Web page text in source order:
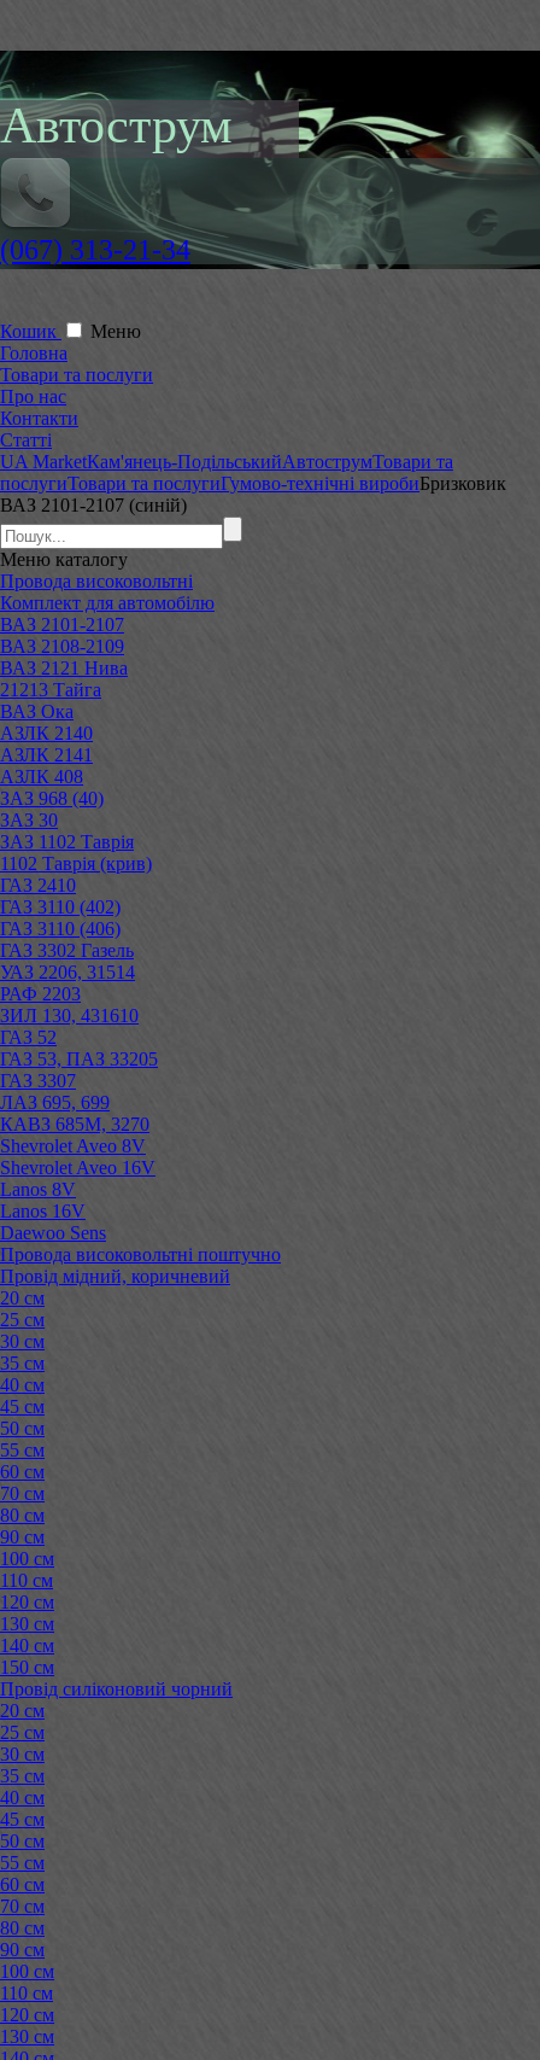
Автострум
(067) 313-21-34
Кошик
Меню
Головна
Товари та послуги
Про нас
Контакти
Статті
UA MarketКам'янець-ПодільськийАвтострумТовари та
послугиТовари та послугиГумово-технічні виробиБризковик
ВАЗ 2101-2107 (синій)
Меню каталогу
Провода високовольтні
Комплект для автомобілю
ВАЗ 2101-2107
ВАЗ 2108-2109
ВАЗ 2121 Нива
21213 Тайга
ВАЗ Ока
АЗЛК 2140
АЗЛК 2141
АЗЛК 408
ЗАЗ 968 (40)
ЗАЗ 30
ЗАЗ 1102 Таврія
1102 Таврія (крив)
ГАЗ 2410
ГАЗ 3110 (402)
ГАЗ 3110 (406)
ГАЗ 3302 Газель
УАЗ 2206, 31514
РАФ 2203
ЗИЛ 130, 431610
ГАЗ 52
ГАЗ 53, ПАЗ 33205
ГАЗ 3307
ЛАЗ 695, 699
КАВЗ 685М, 3270
Shevrolet Aveo 8V
Shevrolet Aveo 16V
Lanos 8V
Lanos 16V
Daewoo Sens
Провода високовольтні поштучно
Провід мідний, коричневий
20 см
25 см
30 см
35 см
40 см
45 см
50 см
55 см
60 см
70 см
80 см
90 см
100 см
110 см
120 см
130 см
140 см
150 см
Провід силіконовий чорний
20 см
25 см
30 см
35 см
40 см
45 см
50 см
55 см
60 см
70 см
80 см
90 см
100 см
110 см
120 см
130 см